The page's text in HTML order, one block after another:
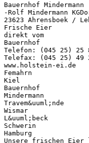
Bauernhof Mindermann
-Rolf Mindermann
23623 Ahrensboek /
Frische Eier
direkt vom
Bauernhof
Telefon: (045 25) 25
Telefax: (045 25) 49
www.holstein-ei.de
Femahrn
Kiel
Bauernhof
Mindermann
Travem&uuml;nde
Wismar
L&uuml;beck
Schwerin
Hamburg
Unsere frischen